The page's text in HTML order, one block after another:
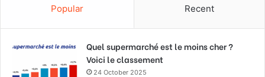
Popular Recent
Quel supermarché est le moins cher ?
Voici le classement
24 October 2025